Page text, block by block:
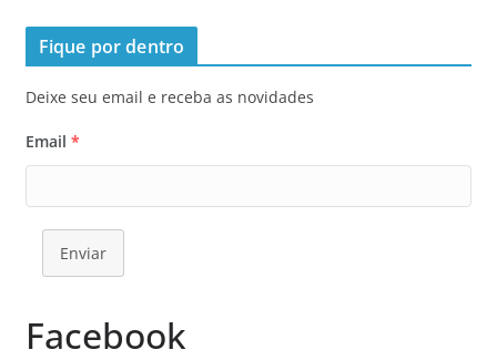
Fique por dentro
Deixe seu email e receba as novidades
Email *
Enviar
Facebook